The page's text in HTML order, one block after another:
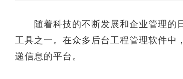
随着科技的不断发展和企业管理的日
工具之一。在众多后台工程管理软件中，
递信息的平台。